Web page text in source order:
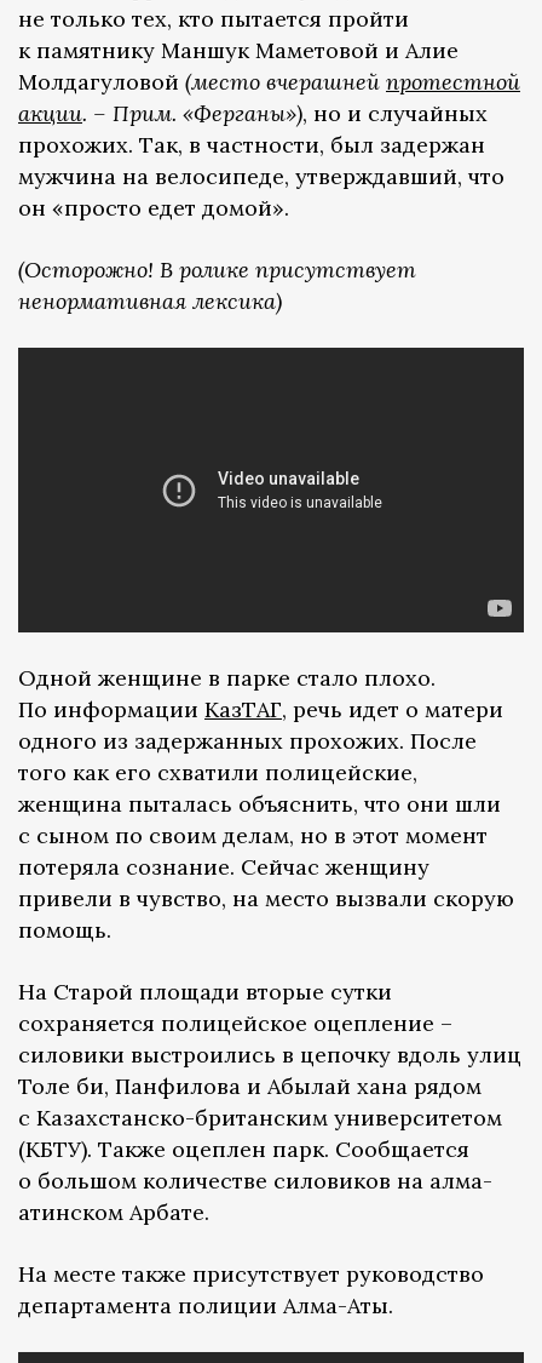
не только тех, кто пытается пройти
к памятнику Маншук Маметовой и Алие
Молдагуловой (место вчерашней протестной
акции. – Прим. «Ферганы»), но и случайных
прохожих. Так, в частности, был задержан
мужчина на велосипеде, утверждавший, что
он «просто едет домой».
(Осторожно! В ролике присутствует
ненормативная лексика)
Одной женщине в парке стало плохо.
По информации КазТАГ, речь идет о матери
одного из задержанных прохожих. После
того как его схватили полицейские,
женщина пыталась объяснить, что они шли
с сыном по своим делам, но в этот момент
потеряла сознание. Сейчас женщину
привели в чувство, на место вызвали скорую
помощь.
На Старой площади вторые сутки
сохраняется полицейское оцепление –
силовики выстроились в цепочку вдоль улиц
Толе би, Панфилова и Абылай хана рядом
с Казахстанско-британским университетом
(КБТУ). Также оцеплен парк. Сообщается
о большом количестве силовиков на алма-
атинском Арбате.
На месте также присутствует руководство
департамента полиции Алма-Аты.